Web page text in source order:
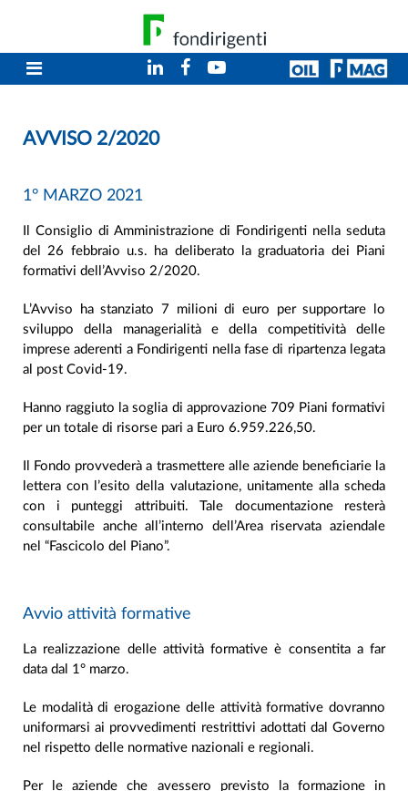
AVVISO 2/2020
1° MARZO 2021
Il Consiglio di Amministrazione di Fondirigenti nella seduta
del 26 febbraio u.s. ha deliberato la graduatoria dei Piani
formativi dell’Avviso 2/2020.
L’Avviso ha stanziato 7 milioni di euro per supportare lo
sviluppo della managerialità e della competitività delle
imprese aderenti a Fondirigenti nella fase di ripartenza legata
al post Covid-19.
Hanno raggiuto la soglia di approvazione 709 Piani formativi
per un totale di risorse pari a Euro 6.959.226,50.
Il Fondo provvederà a trasmettere alle aziende beneficiarie la
lettera con l’esito della valutazione, unitamente alla scheda
con i punteggi attribuiti. Tale documentazione resterà
consultabile anche all’interno dell’Area riservata aziendale
nel “Fascicolo del Piano”.
Avvio attività formative
La realizzazione delle attività formative è consentita a far
data dal 1° marzo.
Le modalità di erogazione delle attività formative dovranno
uniformarsi ai provvedimenti restrittivi adottati dal Governo
nel rispetto delle normative nazionali e regionali.
Per le aziende che avessero previsto la formazione in